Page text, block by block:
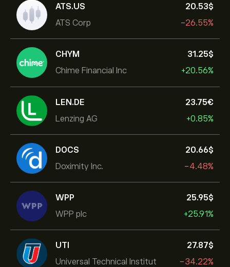
ATS.US
ATS Corp
20.53‎$‎
-26.55%
CHYM
Chime Financial Inc
31.25‎$‎
+20.56%
LEN.DE
Lenzing AG
23.75‎€‎
+0.85%
DOCS
Doximity Inc.
20.66‎$‎
-4.48%
WPP
WPP plc
25.95‎$‎
+25.91%
UTI
Universal Technical Institut
27.87‎$‎
-34.22%